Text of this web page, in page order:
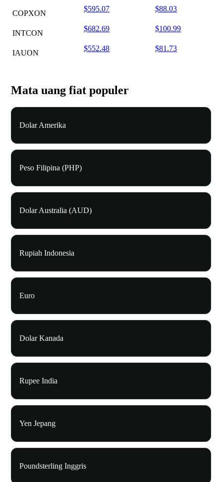
COPXON
$595.07 $88.03
INTCON
$682.69 $100.99
IAUON
$552.48 $81.73
Mata uang fiat populer
Dolar Amerika
Peso Filipina (PHP)
Dolar Australia (AUD)
Rupiah Indonesia
Euro
Dolar Kanada
Rupee India
Yen Jepang
Poundsterling Inggris